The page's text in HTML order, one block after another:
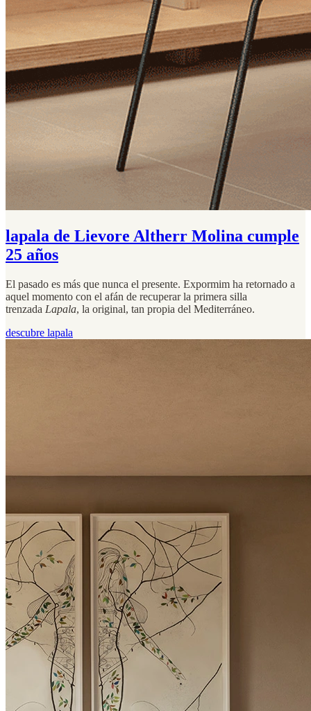
lapala de Lievore Altherr Molina cumple
25 años
El pasado es más que nunca el presente. Expormim ha retornado a
aquel momento con el afán de recuperar la primera silla
trenzada Lapala, la original, tan propia del Mediterráneo.
descubre lapala